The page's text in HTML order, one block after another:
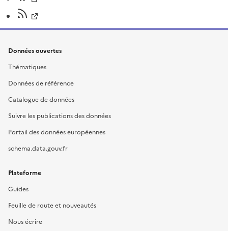
Données ouvertes
Thématiques
Données de référence
Catalogue de données
Suivre les publications des données
Portail des données européennes
schema.data.gouv.fr
Plateforme
Guides
Feuille de route et nouveautés
Nous écrire